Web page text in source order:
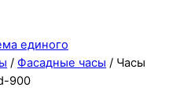
единого
/ Фасадные часы / Часы
900